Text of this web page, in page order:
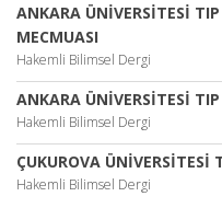
ANKARA ÜNİVERSİTESİ
MECMUASI
Hakemli Bilimsel Dergi
ANKARA ÜNİVERSİTESİ
Hakemli Bilimsel Dergi
ÇUKUROVA ÜNİVERSİTESİ
Hakemli Bilimsel Dergi